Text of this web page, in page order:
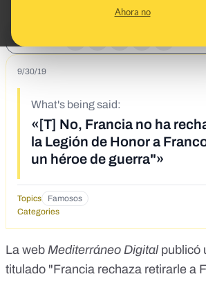
Ahora no
9/30/19
What's being said:
«[T] No, Francia no ha
la Legión de Honor a
un héroe de guerra"»
Topics Famosos
Categories
La web Mediterráneo Digitalpublicó
titulado "Francia rechaza retirarle a